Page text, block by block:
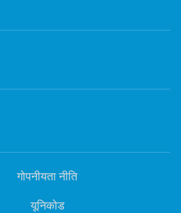
गोपनीयता नीति
यूनिकोड